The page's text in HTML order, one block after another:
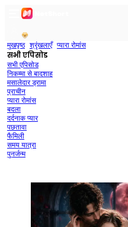
मुखपृष्ठ श्रृंखलाएँ प्यारा रोमांस
सभी एपिसोड
सभी एपिसोड
निकम्मा से बादशाह
मसालेदार ड्रामा
प्राचीन
प्यारा रोमांस
बदला
दर्दनाक प्यार
पछतावा
फैमिली
समय यात्रा
पुनर्जन्म